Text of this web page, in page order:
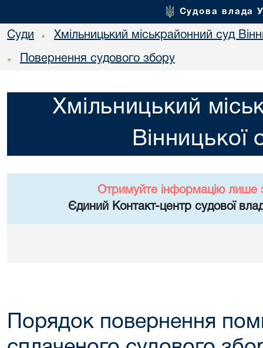
Судова влада
Суди • Хмільницький міськрайонний суд
• Повернення судового збору
Хмільницький
Вінницької
Отримуйте інформацію лише
Єдиний Контакт-центр судової
Порядок повернення